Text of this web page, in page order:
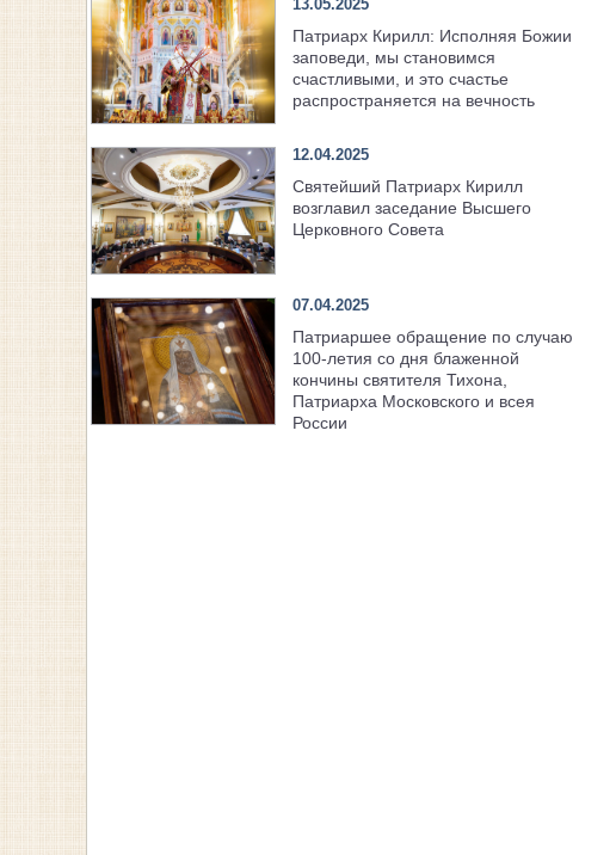
13.05.2025
Патриарх Кирилл: Исполняя Божии
заповеди, мы становимся
счастливыми, и это счастье
распространяется на вечность
12.04.2025
Святейший Патриарх Кирилл
возглавил заседание Высшего
Церковного Совета
07.04.2025
Патриаршее обращение по случаю
100-летия со дня блаженной
кончины святителя Тихона,
Патриарха Московского и всея
России